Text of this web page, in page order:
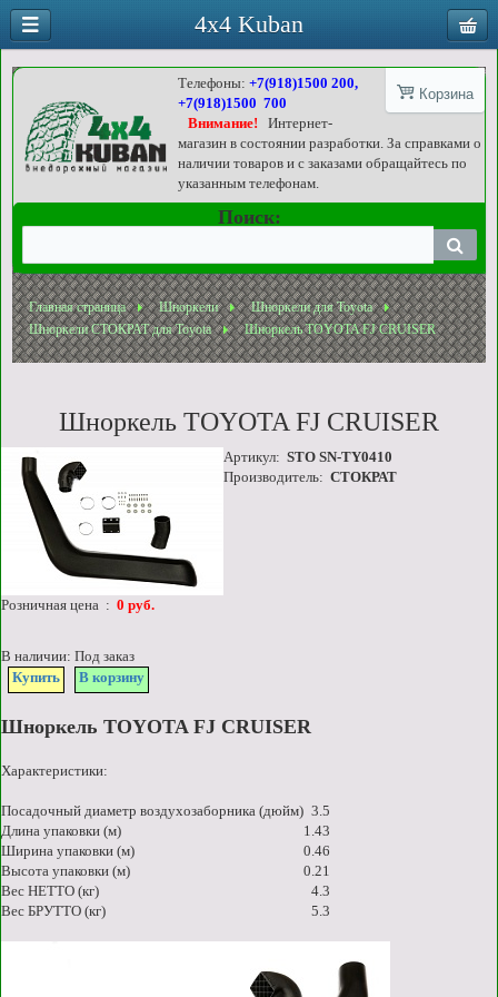
Корзина
Телефоны:+7(918)1500 200,
+7(918)1500 700
Внимание!
Интернет-
магазин в состоянии разработки. За справками о
наличии товаров и с заказами обращайтесь по
указанным телефонам.
Поиск:
Главная страница Шноркели
Шноркели для Toyota
Шноркели СТОКРАТ для Toyota
Шноркель TOYOTA FJ CRUISER
Шноркель TOYOTA FJ CRUISER
Артикул: STO SN-TY0410
Производитель: СТОКРАТ
Розничная цена : 0 руб.
В наличии: Под заказ
Купить
В корзину
Шноркель TOYOTA FJ CRUISER
Характеристики:
Посадочный диаметр воздухозаборника (дюйм) 3.5
Длина упаковки (м)
1.43
Ширина упаковки (м)
0.46
Высота упаковки (м)
0.21
Вес НЕТТО (кг)
4.3
Вес БРУТТО (кг)
5.3
4x4 Kuban